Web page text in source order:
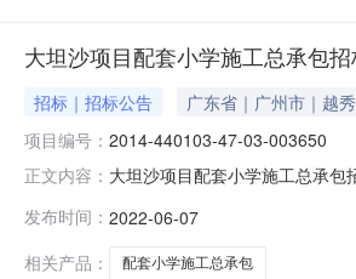
大坦沙项目配套小学施工总承包
招标｜招标公告
广东省｜广州市｜越
项目编号： 2014-440103-47-03-003650
正文内容： 大坦沙项目配套小学施工总承
003650二、招标单位：广州地
发布时间： 2022-06-07
相关产品：
配套小学施工总承包